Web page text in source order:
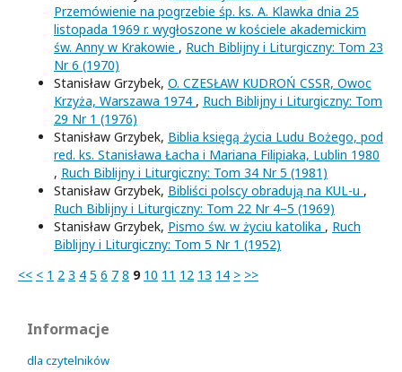
Przemówienie na pogrzebie śp. ks. A. Klawka dnia 25
listopada 1969 r. wygłoszone w kościele akademickim
św. Anny w Krakowie , Ruch Biblijny i Liturgiczny: Tom 23
Nr 6 (1970)
Stanisław Grzybek, O. CZESŁAW KUDROŃ CSSR, Owoc
Krzyża, Warszawa 1974 , Ruch Biblijny i Liturgiczny: Tom
29 Nr 1 (1976)
Stanisław Grzybek, Biblia księgą życia Ludu Bożego, pod
red. ks. Stanisława Łacha i Mariana Filipiaka, Lublin 1980
, Ruch Biblijny i Liturgiczny: Tom 34 Nr 5 (1981)
Stanisław Grzybek, Bibliści polscy obradują na KUL-u ,
Ruch Biblijny i Liturgiczny: Tom 22 Nr 4–5 (1969)
Stanisław Grzybek, Pismo św. w życiu katolika , Ruch
Biblijny i Liturgiczny: Tom 5 Nr 1 (1952)
<< < 1 2 3 4 5 6 7 8 9 10 11 12 13 14 > >>
Informacje
dla czytelników